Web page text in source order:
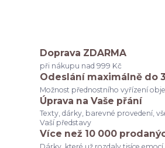
Doprava ZDARMA
při nákupu nad 999 Kč
Odeslání maximálně do
Možnost přednostního vyřízení
Úprava na Vaše přání
Texty, dárky, barevné provedení,
Vaší představy
Více než 10 000